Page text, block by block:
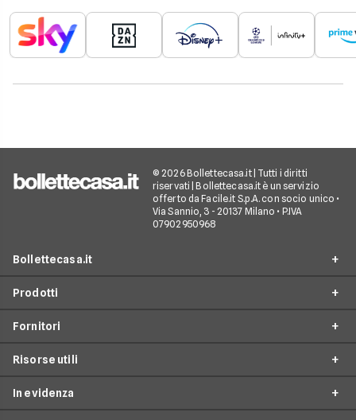
intrattenimento.
© 2026 Bollettecasa.it | Tutti i diritti
riservati | Bollettecasa.it è un servizio
offerto da Facile.it S.p.A. con socio unico •
Via Sannio, 3 - 20137 Milano • P.IVA
07902950968
Bollettecasa.it
Contatti
Servizio clienti
Prodotti
Offerte Internet Casa
Offerte Telefonia mobile
Fornitori
Provider Internet
Risorse utili
In evidenza